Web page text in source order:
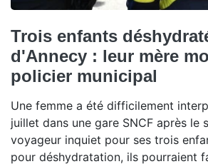
Trois enfants
d'Annecy : leur mère
policier municipal
Une femme a été difficilement
juillet dans une gare SNCF après le
voyageur inquiet pour ses trois
pour déshydratation, ils pourraient